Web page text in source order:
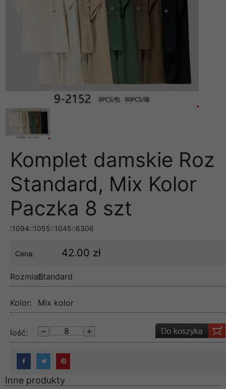
Komplet damskie Roz
Standard, Mix Kolor
Paczka 8 szt
:1094::1055::1045::6306
Cena: 42.00 zł
Rozmiar:Standard
Kolor: Mix kolor
lość:
Inne produkty